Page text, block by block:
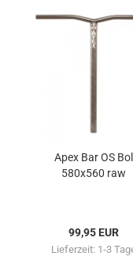
Apex Bar OS Bol
580x560 raw
99,95 EUR
Lieferzeit: 1-3